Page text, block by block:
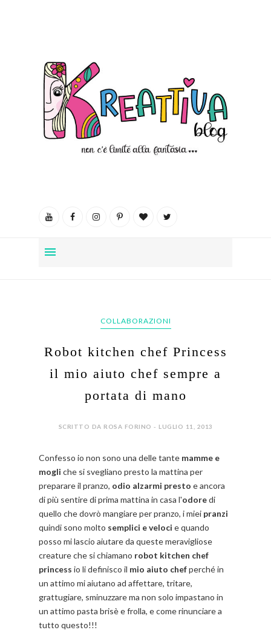
COLLABORAZIONI
Robot kitchen chef Princess
il mio aiuto chef sempre a
portata di mano
SCRITTO DA ROSA FORINO - LUGLIO 11, 2013
Confesso io non sono una delle tante mamme e
mogli che si svegliano presto la mattina per
preparare il pranzo, odio alzarmi presto e ancora
di più sentire di prima mattina in casa l'odoredi
quello che dovrò mangiare per pranzo, i miei pranzi
quindi sono molto semplici e veloci e quando
posso mi lascio aiutare da queste meravigliose
creature che si chiamano robot kitchen chef
princess io li definisco il mio aiuto chefperché in
un attimo mi aiutano ad affettare, tritare,
grattugiare, sminuzzare ma non solo impastano in
un attimo pasta brisè e frolla, e come rinunciare a
tutto questo!!!